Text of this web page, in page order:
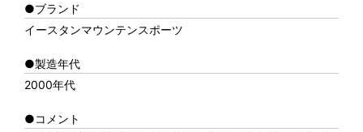
●ブランド
イースタンマウンテンスポーツ
●製造年代
2000年代
●コメント